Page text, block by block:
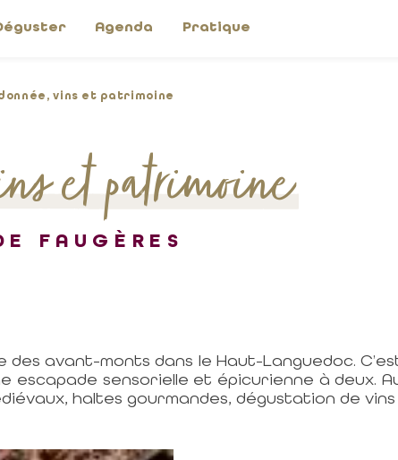
Agenda Pratique
vins et patrimoine
et patrimoine
FAUGÈRES
des avant-monts dans le Haut-Languedoc.
sensorielle et épicurienne à deux.
haltes gourmandes, dégustation de vins